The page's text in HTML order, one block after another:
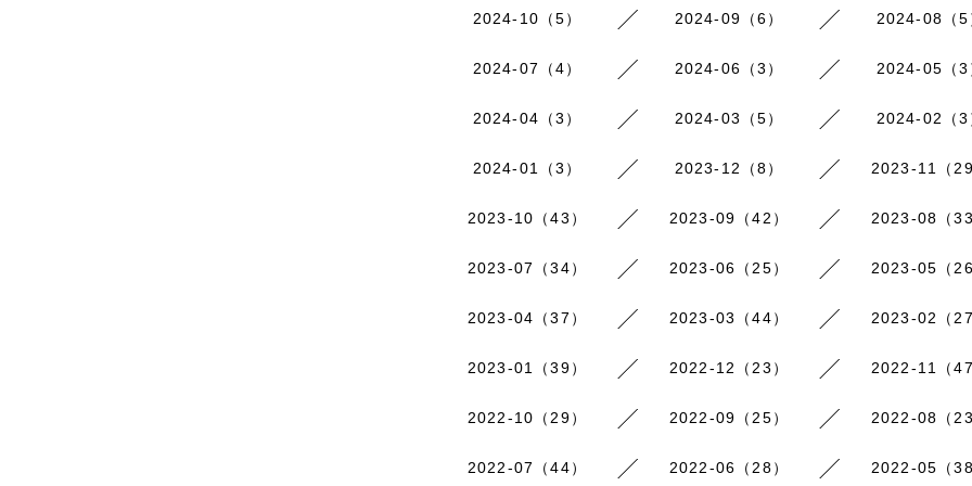
2024-10（5） 2024-09（6） 2024-08（5
2024-07（4） 2024-06（3） 2024-05（3
2024-04（3） 2024-03（5） 2024-02（3
2024-01（3） 2023-12（8） 2023-11（29
2023-10（43） 2023-09（42） 2023-08（33
2023-07（34） 2023-06（25） 2023-05（26
2023-04（37） 2023-03（44） 2023-02（27
2023-01（39） 2022-12（23） 2022-11（47
2022-10（29） 2022-09（25） 2022-08（23
2022-07（44） 2022-06（28） 2022-05（38